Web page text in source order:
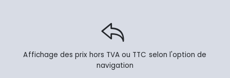
Affichage des prix hors TVA ou TTC selon l'option de
navigation